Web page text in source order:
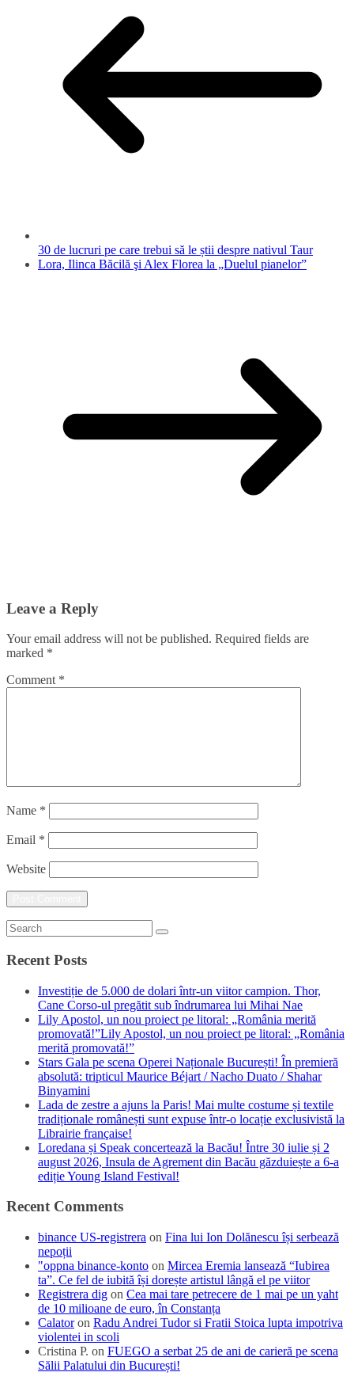
30 de lucruri pe care trebui să le știi despre nativul Taur
Lora, Ilinca Băcilă şi Alex Florea la „Duelul pianelor”
Leave a Reply
Your email address will not be published. Required fields are
marked *
Comment *
Name *
Email *
Website
Recent Posts
Investiție de 5.000 de dolari într-un viitor campion. Thor,
Cane Corso-ul pregătit sub îndrumarea lui Mihai Nae
Lily Apostol, un nou proiect pe litoral: „România merită
promovată!”Lily Apostol, un nou proiect pe litoral: „România
merită promovată!”
Stars Gala pe scena Operei Naționale București! În premieră
absolută: tripticul Maurice Béjart / Nacho Duato / Shahar
Binyamini
Lada de zestre a ajuns la Paris! Mai multe costume și textile
tradiționale românești sunt expuse într-o locație exclusivistă la
Librairie française!
Loredana și Speak concertează la Bacău! Între 30 iulie și 2
august 2026, Insula de Agrement din Bacău găzduiește a 6-a
ediție Young Island Festival!
Recent Comments
binance US-registrera on Fina lui Ion Dolănescu își serbează
nepoții
"oppna binance-konto on Mircea Eremia lansează “Iubirea
ta”. Ce fel de iubită își dorește artistul lângă el pe viitor
Registrera dig on Cea mai tare petrecere de 1 mai pe un yaht
de 10 milioane de euro, în Constanța
Calatoron Radu Andrei Tudor si Fratii Stoica lupta impotriva
violentei in scoli
Cristina P. on FUEGO a serbat 25 de ani de carieră pe scena
Sălii Palatului din București!